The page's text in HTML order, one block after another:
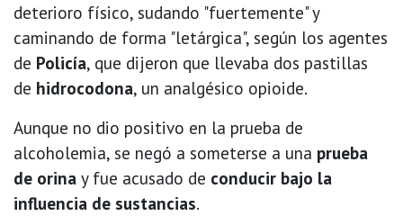
deterioro físico, sudando "fuertemente" y
caminando de forma "letárgica", según los agentes
de Policía, que dijeron que llevaba dos pastillas
de hidrocodona, un analgésico opioide.
Aunque no dio positivo en la prueba de
alcoholemia, se negó a someterse a una prueba
de orina y fue acusado de conducir bajo la
influencia de sustancias.